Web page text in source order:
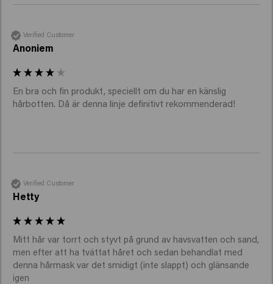
Verified Customer
Anoniem
En bra och fin produkt, speciellt om du har en känslig
hårbotten. Då är denna linje definitivt rekommenderad!
Verified Customer
Hetty
Mitt hår var torrt och styvt på grund av havsvatten och sand,
men efter att ha tvättat håret och sedan behandlat med
denna hårmask var det smidigt (inte slappt) och glänsande
igen